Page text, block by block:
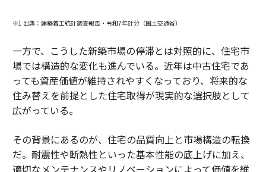
※1 出典：建築着工統計調査報告・令和7年計分（国土交通省）
一方で、こうした新築市場の停滞とは対照的に、住宅市
場では構造的な変化も進んでいる。近年は中古住宅であ
っても資産価値が維持されやすくなっており、将来的な
住み替えを前提とした住宅取得が現実的な選択肢として
広がっている。
その背景にあるのが、住宅の品質向上と市場構造の転換
だ。耐震性や断熱性といった基本性能の底上げに加え、
適切なメンテナンスやリノベーションによって価値を維